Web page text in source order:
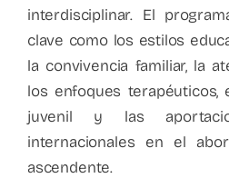
interdisciplinar. El
clave como los estilos
la convivencia familiar, la
los enfoques terapéuticos,
juvenil y las
internacionales en el
ascendente.